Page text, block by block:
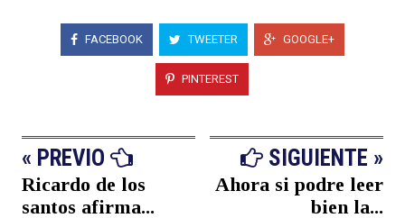
FACEBOOK TWEETER GOOGLE+
PINTEREST
« PREVIO
Ricardo de los
santos afirma...
SIGUIENTE »
Ahora si podre leer
bien la...